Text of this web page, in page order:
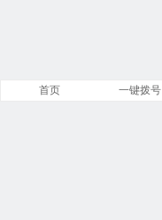
首页 一键拨号